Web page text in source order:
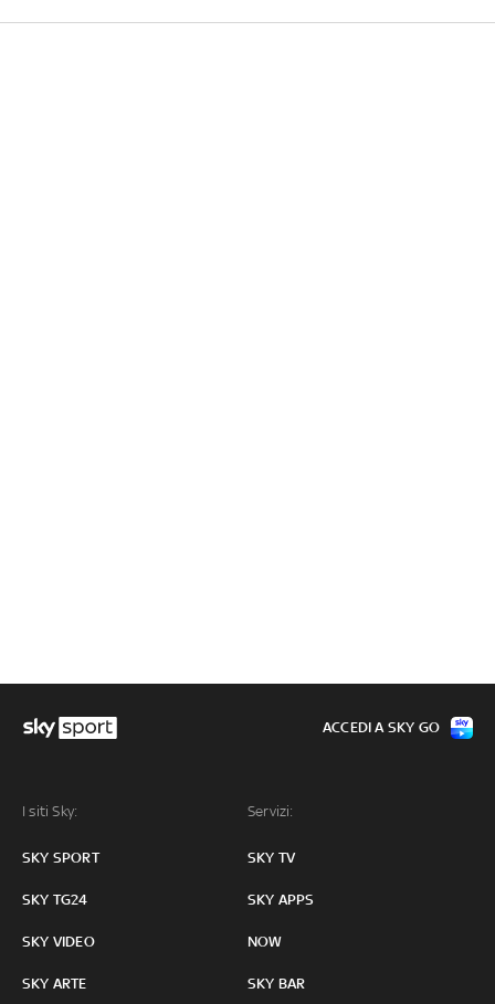
I siti Sky:
SKY SPORT
SKY TG24
SKY VIDEO
SKY ARTE
Servizi:
SKY TV
SKY APPS
NOW
SKY BAR
ACCEDI A SKY GO